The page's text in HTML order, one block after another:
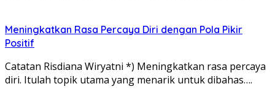
Meningkatkan Rasa Percaya Diri dengan Pola Pikir
Positif
Catatan Risdiana Wiryatni *) Meningkatkan rasa percaya
diri. Itulah topik utama yang menarik untuk dibahas….